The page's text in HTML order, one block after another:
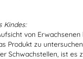
Kindes:
von
Produkt zu
Schwachstellen, ist es